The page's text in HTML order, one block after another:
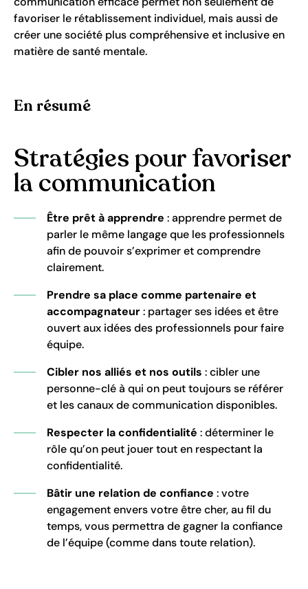
favoriser le rétablissement individuel, mais aussi de
créer une société plus compréhensive et inclusive en
matière de santé mentale.
En résumé
Stratégies pour favoriser
la communication
Être prêt à apprendre : apprendre permet de
parler le même langage que les professionnels
afin de pouvoir s’exprimer et comprendre
clairement.
Prendre sa place comme partenaire et
accompagnateur: partager ses idées et être
ouvert aux idées des professionnels pour faire
équipe.
Cibler nos alliés et nos outils : cibler une
personne-clé à qui on peut toujours se référer
et les canaux de communication disponibles.
Respecter la confidentialité : déterminer le
rôle qu’on peut jouer tout en respectant la
confidentialité.
Bâtir une relation de confiance : votre
engagement envers votre être cher, au fil du
temps, vous permettra de gagner la confiance
de l’équipe (comme dans toute relation).